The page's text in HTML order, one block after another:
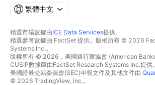
繁體中文
精選市場數據由ICE Data Services提供。
精選參考數據由 FactSet 提供。版權所有 © 2026
Systems Inc.。
版權所有 © 2026，美國銀行家協會 (American
CUSIP數據庫由FactSet Research Systems Inc.提供
美國證券交易委員會(SEC)申報文件及其他文件由
© 2026 TradingView, Inc.。